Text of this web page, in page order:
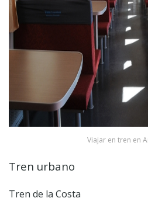
Viajar en tren en
Tren urbano
Tren de la Costa